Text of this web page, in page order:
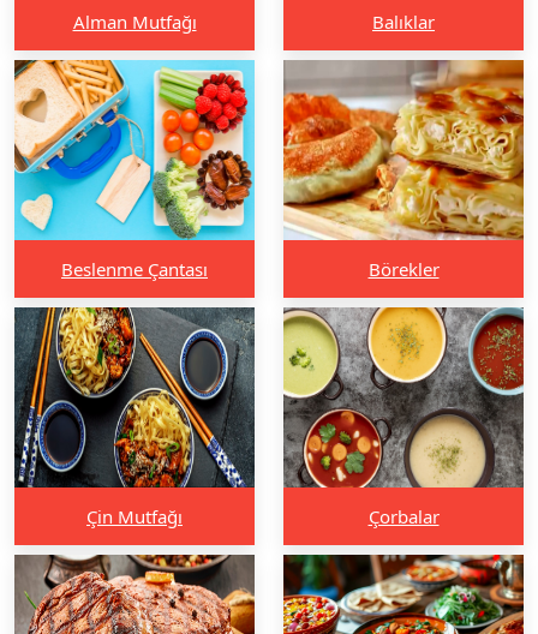
Alman Mutfağı Balıklar
Beslenme Çantası Börekler
Çin Mutfağı Çorbalar